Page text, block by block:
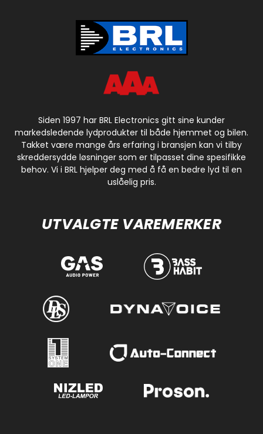
Siden 1997 har BRL Electronics gitt sine kunder
markedsledende lydprodukter til både hjemmet og bilen.
Takket være mange års erfaring i bransjen kan vi tilby
skreddersydde løsninger som er tilpasset dine spesifikke
behov. Vi i BRL hjelper deg med å få en bedre lyd til en
uslåelig pris.
UTVALGTE VAREMERKER